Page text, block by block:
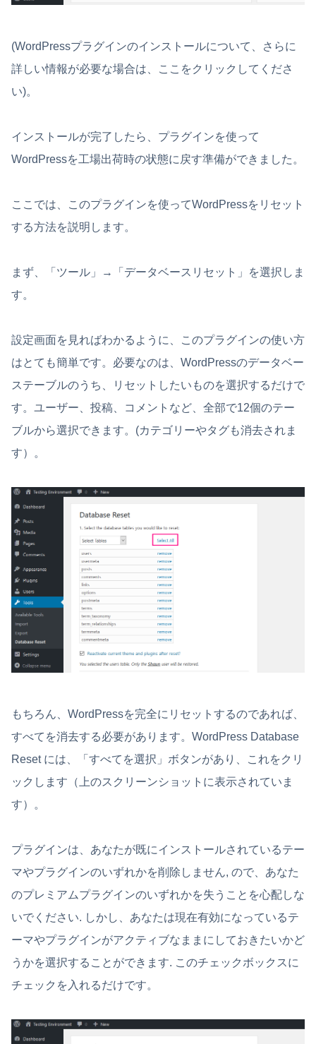
(WordPressプラグインのインストールについて、さらに
詳しい情報が必要な場合は、ここをクリックしてくださ
い)。
インストールが完了したら、プラグインを使って
WordPressを工場出荷時の状態に戻す準備ができました。
ここでは、このプラグインを使ってWordPressをリセット
する方法を説明します。
まず、「ツール」→「データベースリセット」を選択しま
す。
設定画面を見ればわかるように、このプラグインの使い方
はとても簡単です。必要なのは、WordPressのデータベー
ステーブルのうち、リセットしたいものを選択するだけで
す。ユーザー、投稿、コメントなど、全部で12個のテー
ブルから選択できます。(カテゴリーやタグも消去されま
す）。
もちろん、WordPressを完全にリセットするのであれば、
すべてを消去する必要があります。WordPress Database
Reset には、「すべてを選択」ボタンがあり、これをクリ
ックします（上のスクリーンショットに表示されていま
す）。
プラグインは、あなたが既にインストールされているテー
マやプラグインのいずれかを削除しません, ので、あなた
のプレミアムプラグインのいずれかを失うことを心配しな
いでください. しかし、あなたは現在有効になっているテ
ーマやプラグインがアクティブなままにしておきたいかど
うかを選択することができます. このチェックボックスに
チェックを入れるだけです。